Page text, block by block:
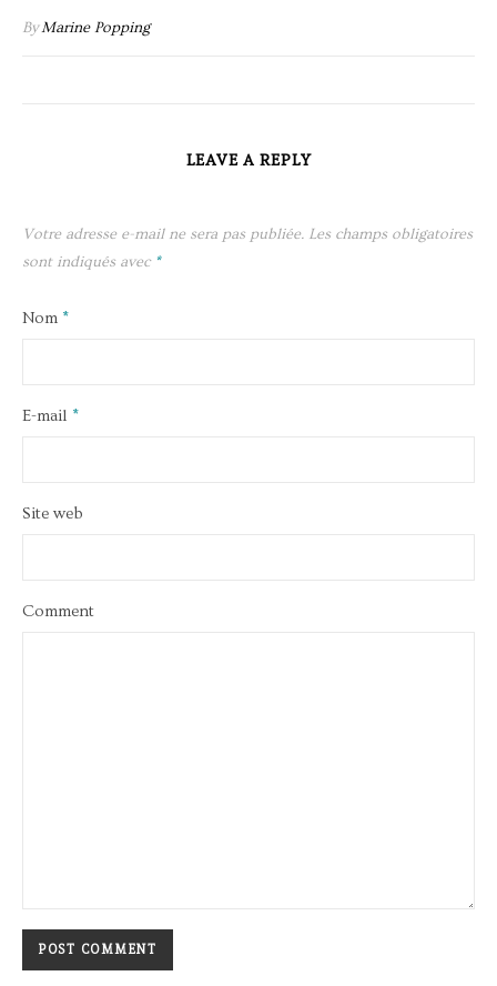
ByMarine Popping
LEAVE A REPLY
Votre adresse e-mail ne sera pas publiée. Les champs obligatoires
sont indiqués avec *
Nom *
E-mail *
Site web
Comment